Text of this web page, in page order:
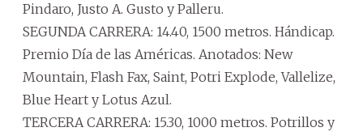
Pindaro, Justo A. Gusto y Palleru.
SEGUNDA CARRERA: 14.40, 1500 metros. Hándicap.
Premio Día de las Américas. Anotados: New
Mountain, Flash Fax, Saint, Potri Explode, Vallelize,
Blue Heart y Lotus Azul.
TERCERA CARRERA: 15.30, 1000 metros. Potrillos y